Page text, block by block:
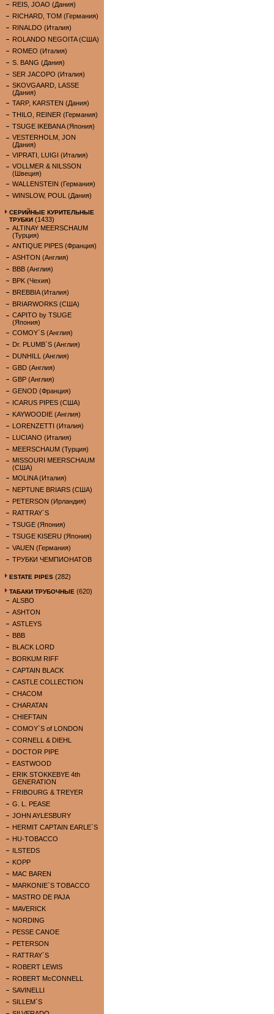
REIS, JOAO (Дания)
RICHARD, TOM (Германия)
RINALDO (Италия)
ROLANDO NEGOITA (США)
ROMEO (Италия)
S. BANG (Дания)
SER JACOPO (Италия)
SKOVGAARD, LASSE
(Дания)
TARP, KARSTEN (Дания)
THILO, REINER (Германия)
TSUGE IKEBANA (Япония)
VESTERHOLM, JON
(Дания)
VIPRATI, LUIGI (Италия)
VOLLMER & NILSSON
(Швеция)
WALLENSTEIN (Германия)
WINSLOW, POUL (Дания)
СЕРИЙНЫЕ КУРИТЕЛЬНЫЕ
ТРУБКИ (1433)
ALTINAY MEERSCHAUM
(Турция)
ANTIQUE PIPES (Франция)
ASHTON (Англия)
BBB (Англия)
BPK (Чехия)
BREBBIA (Италия)
BRIARWORKS (США)
CAPITO by TSUGE
(Япония)
COMOY`S (Англия)
Dr. PLUMB`S (Англия)
DUNHILL (Англия)
GBD (Англия)
GBP (Англия)
GENOD (Франция)
ICARUS PIPES (США)
KAYWOODIE (Англия)
LORENZETTI (Италия)
LUCIANO (Италия)
MEERSCHAUM (Турция)
MISSOURI MEERSCHAUM
(США)
MOLINA (Италия)
NEPTUNE BRIARS (США)
PETERSON (Ирландия)
RATTRAY`S
TSUGE (Япония)
TSUGE KISERU (Япония)
VAUEN (Германия)
ТРУБКИ ЧЕМПИОНАТОВ
ESTATE PIPES (282)
ТАБАКИ ТРУБОЧНЫЕ (620)
ALSBO
ASHTON
ASTLEYS
BBB
BLACK LORD
BORKUM RIFF
CAPTAIN BLACK
CASTLE COLLECTION
CHACOM
CHARATAN
CHIEFTAIN
COMOY`S of LONDON
CORNELL & DIEHL
DOCTOR PIPE
EASTWOOD
ERIK STOKKEBYE 4th
GENERATION
FRIBOURG & TREYER
G. L. PEASE
JOHN AYLESBURY
HERMIT CAPTAIN EARLE`S
HU-TOBACCO
ILSTEDS
KOPP
MAC BAREN
MARKONIE`S TOBACCO
MASTRO DE PAJA
MAVERICK
NORDING
PESSE CANOE
PETERSON
RATTRAY`S
ROBERT LEWIS
ROBERT McCONNELL
SAVINELLI
SILLEM`S